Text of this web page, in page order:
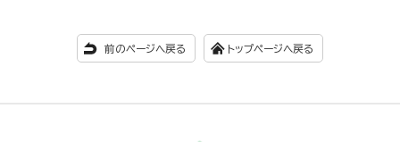
前のページへ戻る トップページへ戻る